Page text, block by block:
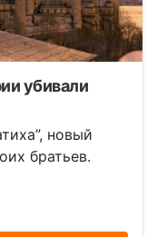
убивали
новый
братьев.